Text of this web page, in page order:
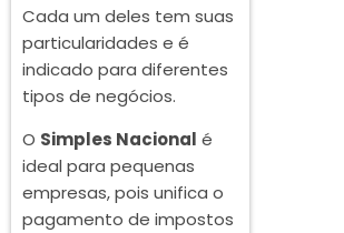
Cada um deles tem suas
particularidades e é
indicado para diferentes
tipos de negócios.
O Simples Nacional é
ideal para pequenas
empresas, pois unifica o
pagamento de impostos